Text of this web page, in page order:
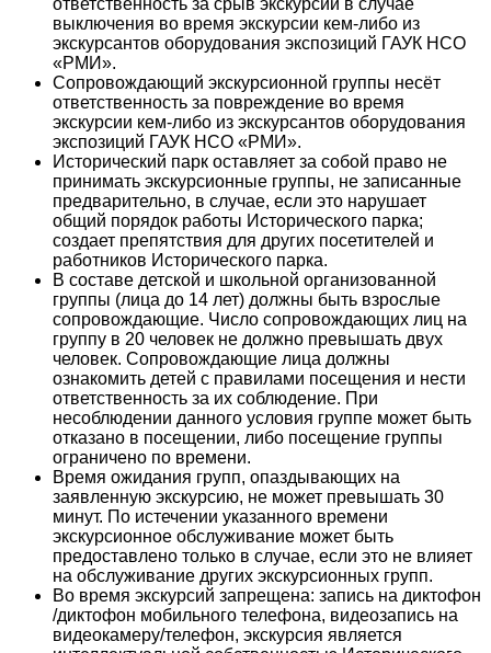
выключения во время экскурсии кем-либо из
экскурсантов оборудования экспозиций ГАУК НСО
«РМИ».
Сопровождающий экскурсионной группы несёт
ответственность за повреждение во время
экскурсии кем-либо из экскурсантов оборудования
экспозиций ГАУК НСО «РМИ».
Исторический парк оставляет за собой право не
принимать экскурсионные группы, не записанные
предварительно, в случае, если это нарушает
общий порядок работы Исторического парка;
создает препятствия для других посетителей и
работников Исторического парка.
В составе детской и школьной организованной
группы (лица до 14 лет) должны быть взрослые
сопровождающие. Число сопровождающих лиц на
группу в 20 человек не должно превышать двух
человек. Сопровождающие лица должны
ознакомить детей с правилами посещения и нести
ответственность за их соблюдение. При
несоблюдении данного условия группе может быть
отказано в посещении, либо посещение группы
ограничено по времени.
Время ожидания групп, опаздывающих на
заявленную экскурсию, не может превышать 30
минут. По истечении указанного времени
экскурсионное обслуживание может быть
предоставлено только в случае, если это не влияет
на обслуживание других экскурсионных групп.
Во время экскурсий запрещена: запись на диктофон
/диктофон мобильного телефона, видеозапись на
видеокамеру/телефон, экскурсия является